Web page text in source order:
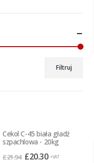
Filtruj
Cekol C-45 biała gładź
szpachlowa - 20kg
£21.94 Pierwotna
£20.30Aktualna
+VAT